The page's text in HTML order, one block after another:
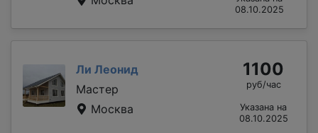
08.10.2025
Ли Леонид
Мастер
Москва
1100
руб/час
Указана на
08.10.2025